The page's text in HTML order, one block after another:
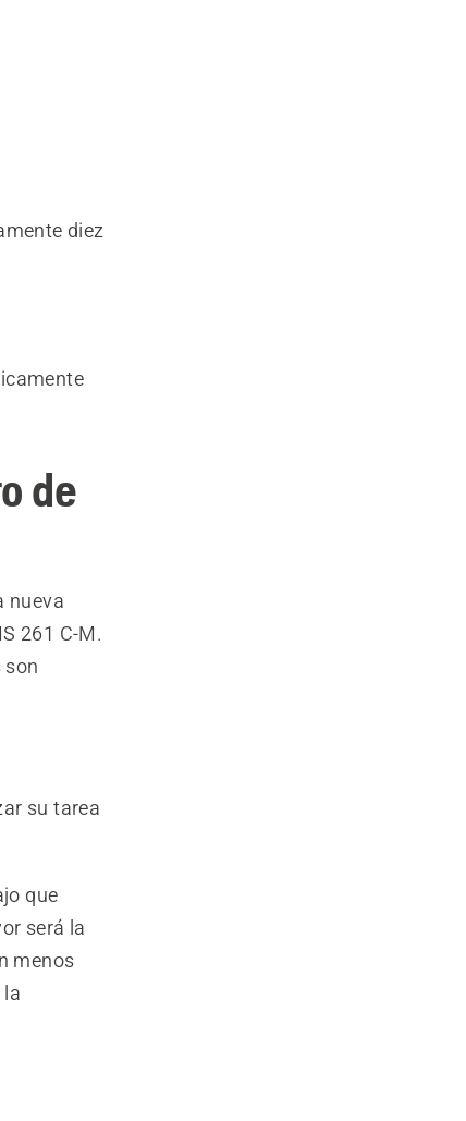
diez
de
nueva
261 C-M.
son
su tarea
que
será la
menos
la